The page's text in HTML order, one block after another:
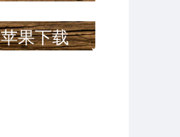
苹果下载